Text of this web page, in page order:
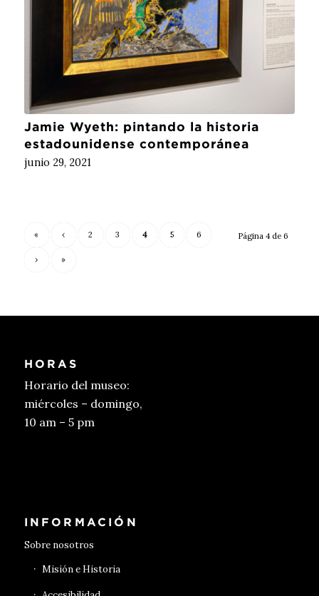
Jamie Wyeth: pintando la historia
estadounidense contemporánea
junio 29, 2021
Página 4 de 6
« ‹ 2 3 4 5 6
› »
HORAS
Horario del museo:
miércoles – domingo,
10 am – 5 pm
INFORMACIÓN
Sobre nosotros
Misión e Historia